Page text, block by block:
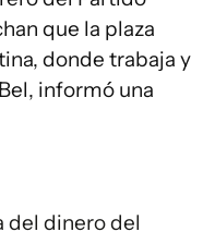
que la plaza
donde trabaja y
informó una
del dinero del